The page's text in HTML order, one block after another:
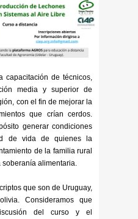
capacitación de técnicos,
media y superior de
con el fin de mejorar la
que crían cerdos.
generar condiciones
de vida de quienes la
de la familia rural
alimentaria.
que son de Uruguay,
Consideramos que
del curso y el